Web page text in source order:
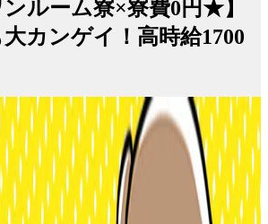
ンルーム寮×寮費0円★】
カンゲイ！高時給1700